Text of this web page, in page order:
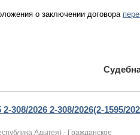
о заключении договора
308/2026 2-308/2026(2-1595/
Адыгея) - Гражданское